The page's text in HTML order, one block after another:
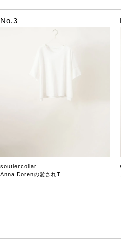
No.3
soutiencollar
Anna Dorenの愛されT